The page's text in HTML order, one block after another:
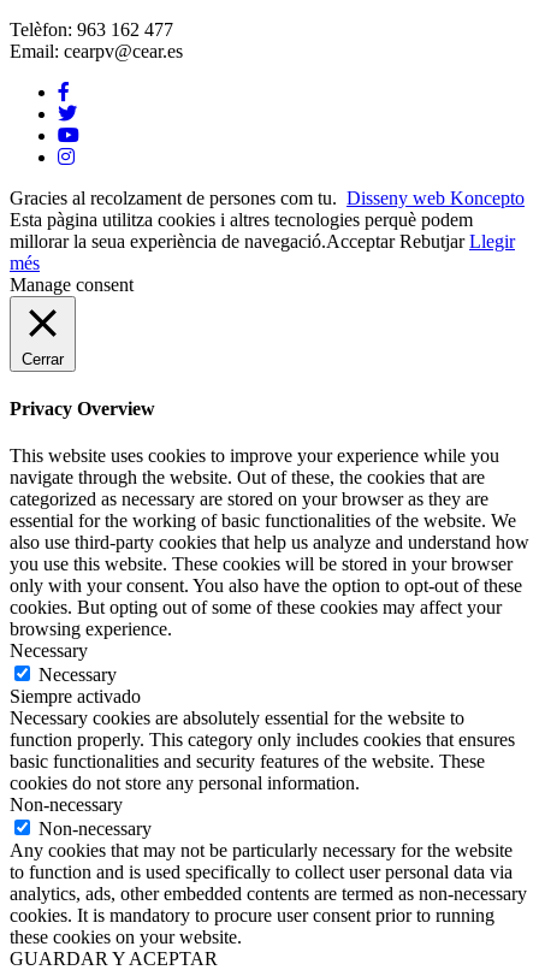
Telèfon: 963 162 477
Email: cearpv@cear.es
Gracies al recolzament de persones com tu. Disseny web Koncepto
Esta pàgina utilitza cookies i altres tecnologies perquè podem
millorar la seua experiència de navegació.Acceptar Rebutjar Llegir
més
Manage consent
Cerrar
Privacy Overview
This website uses cookies to improve your experience while you
navigate through the website. Out of these, the cookies that are
categorized as necessary are stored on your browser as they are
essential for the working of basic functionalities of the website. We
also use third-party cookies that help us analyze and understand how
you use this website. These cookies will be stored in your browser
only with your consent. You also have the option to opt-out of these
cookies. But opting out of some of these cookies may affect your
browsing experience.
Necessary
Necessary
Siempre activado
Necessary cookies are absolutely essential for the website to
function properly. This category only includes cookies that ensures
basic functionalities and security features of the website. These
cookies do not store any personal information.
Non-necessary
Non-necessary
Any cookies that may not be particularly necessary for the website
to function and is used specifically to collect user personal data via
analytics, ads, other embedded contents are termed as non-necessary
cookies. It is mandatory to procure user consent prior to running
these cookies on your website.
GUARDAR Y ACEPTAR